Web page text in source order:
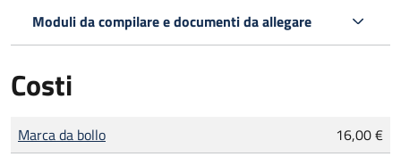
Moduli da compilare e documenti da allegare
Costi
Tipo di pagamento
Importo
Marca da bollo 16,00 €